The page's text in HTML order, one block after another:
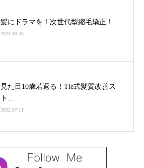
髪にドラマを！次世代型縮毛矯正！
2023.10.23
見た目10歳若返る！Tie式髪質改善ス
ト...
2022.07.11